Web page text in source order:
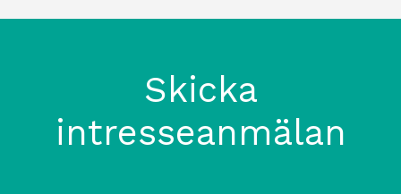
Skicka
intresseanmälan